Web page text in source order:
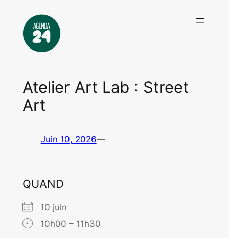
contenu
Atelier Art Lab : Street
Art
Juin 10, 2026—
QUAND
10 juin
10h00 – 11h30